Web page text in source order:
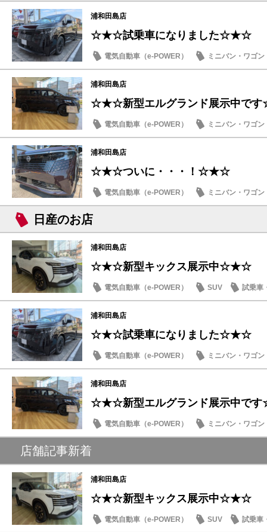
浦和田島店
☆★☆試乗車になりました☆★☆
電気自動車（e-POWER）
ミニバン・ワゴン
日産のお店
浦和田島店
☆★☆新型エルグランド展示中で
電気自動車（e-POWER）
ミニバン・ワゴン
日産のお店
浦和田島店
☆★☆ついに・・・！☆★☆
電気自動車（e-POWER）
ミニバン・ワゴン
日産のお店
日産のお店
浦和田島店
☆★☆新型キックス展示中☆★☆
電気自動車（e-POWER） SUV 試乗車
浦和田島店
☆★☆試乗車になりました☆★☆
電気自動車（e-POWER）
ミニバン・ワゴン
日産のお店
浦和田島店
☆★☆新型エルグランド展示中で
電気自動車（e-POWER）
ミニバン・ワゴン
日産のお店
店舗記事新着
浦和田島店
☆★☆新型キックス展示中☆★☆
電気自動車（e-POWER） SUV 試乗車